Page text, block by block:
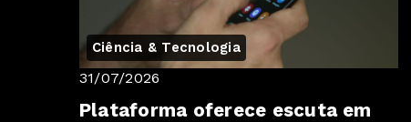
Ciência & Tecnologia
31/07/2026
Plataforma oferece escuta em